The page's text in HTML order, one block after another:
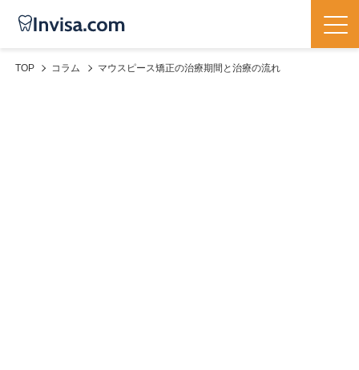
TOP コラム マウスピース矯正の治療期間と治療の流れ